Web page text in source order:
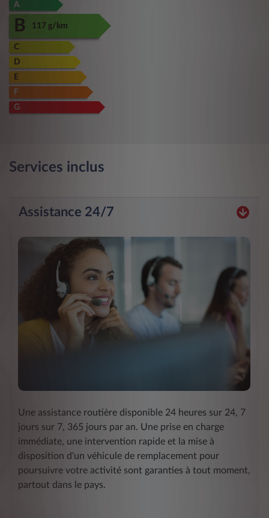
A
B 117 g/km
C
D
E
F
G
Services inclus
Assistance 24/7
Une assistance routière disponible 24 heures sur 24, 7
jours sur 7, 365 jours par an. Une prise en charge
immédiate, une intervention rapide et la mise à
disposition d'un véhicule de remplacement pour
poursuivre votre activité sont garanties à tout moment,
partout dans le pays.